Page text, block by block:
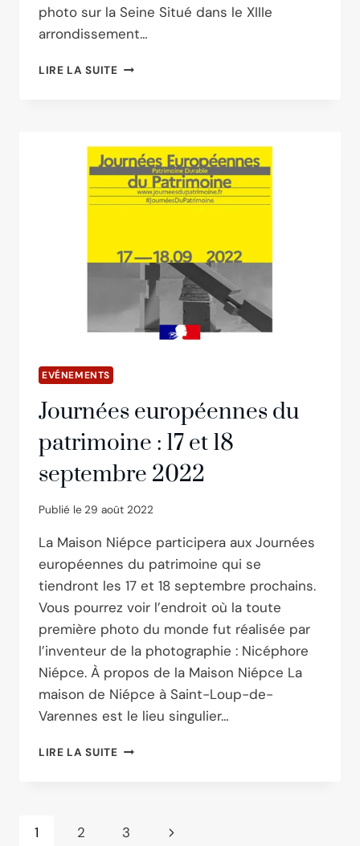
photo sur la Seine Situé dans le XIIIe
arrondissement…
LIRE LA SUITEUN
LA
PHOTO
SUR
LA
EVÉNEMENTS
Journées européennes du
patrimoine : 17 et 18
septembre 2022
Publié le 29 août 2022
La Maison Niépce participera aux Journées
européennes du patrimoine qui se
tiendront les 17 et 18 septembre prochains.
Vous pourrez voir l’endroit où la toute
première photo du monde fut réalisée par
l’inventeur de la photographie : Nicéphore
Niépce. À propos de la Maison Niépce La
maison de Niépce à Saint-Loup-de-
Varennes est le lieu singulier…
LIRE LA SUITEJOURNÉES
ET
Navigation
1 2 3
Page